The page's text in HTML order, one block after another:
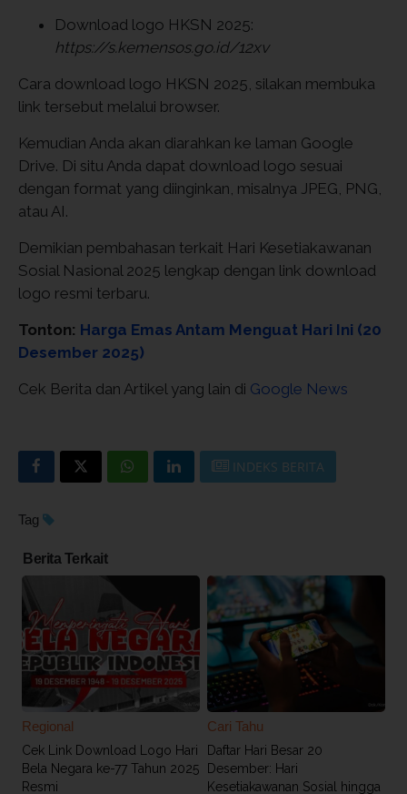
Download logo HKSN 2025:
https://s.kemensos.go.id/12xv
Cara download logo HKSN 2025, silakan membuka
link tersebut melalui browser.
Kemudian Anda akan diarahkan ke laman Google
Drive. Di situ Anda dapat download logo sesuai
dengan format yang diinginkan, misalnya JPEG, PNG,
atau AI.
Demikian pembahasan terkait Hari Kesetiakawanan
Sosial Nasional 2025 lengkap dengan link download
logo resmi terbaru.
Tonton: Harga Emas Antam Menguat Hari Ini (20
Desember 2025)
Cek Berita dan Artikel yang lain di Google News
INDEKS BERITA
Tag
Berita Terkait
Regional
Cek Link Download Logo Hari
Bela Negara ke-77 Tahun 2025
Resmi
Cari Tahu
Daftar Hari Besar 20
Desember: Hari
Kesetiakawanan Sosial hingga